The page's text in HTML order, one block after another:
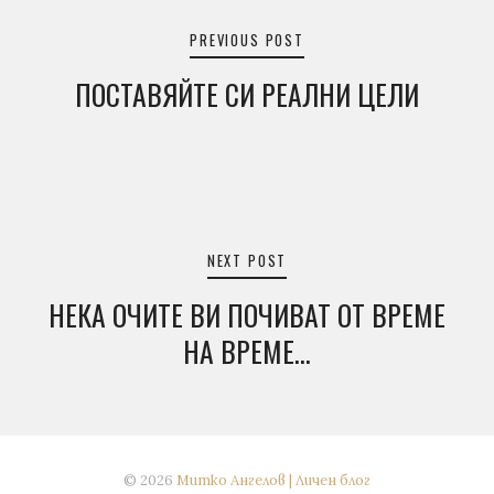
PREVIOUS POST
ПОСТАВЯЙТЕ СИ РЕАЛНИ ЦЕЛИ
NEXT POST
НЕКА ОЧИТЕ ВИ ПОЧИВАТ ОТ ВРЕМЕ
НА ВРЕМЕ…
© 2026 Митко Ангелов | Личен блог